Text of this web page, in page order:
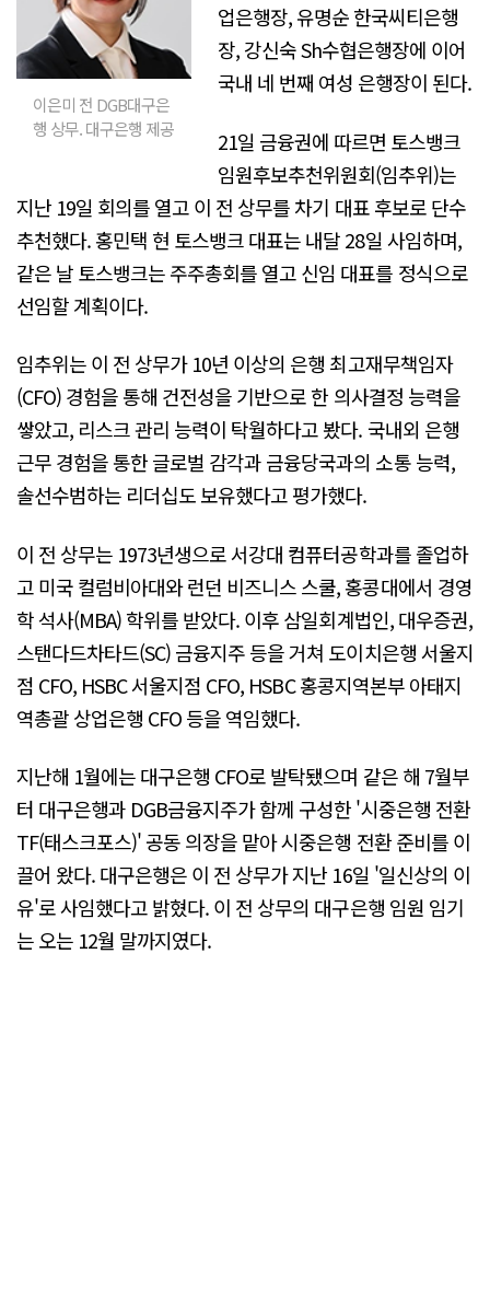
이은미 전 DGB대구은
행 상무. 대구은행 제공
업은행장, 유명순 한국씨티은행
장, 강신숙 Sh수협은행장에 이어
국내 네 번째 여성 은행장이 된다.
21일 금융권에 따르면 토스뱅크
임원후보추천위원회(임추위)는
지난 19일 회의를 열고 이 전 상무를 차기 대표 후보로 단수
추천했다. 홍민택 현 토스뱅크 대표는 내달 28일 사임하며,
같은 날 토스뱅크는 주주총회를 열고 신임 대표를 정식으로
선임할 계획이다.
임추위는 이 전 상무가 10년 이상의 은행 최고재무책임자
(CFO) 경험을 통해 건전성을 기반으로 한 의사결정 능력을
쌓았고, 리스크 관리 능력이 탁월하다고 봤다. 국내외 은행
근무 경험을 통한 글로벌 감각과 금융당국과의 소통 능력,
솔선수범하는 리더십도 보유했다고 평가했다.
이 전 상무는 1973년생으로 서강대 컴퓨터공학과를 졸업하
고 미국 컬럼비아대와 런던 비즈니스 스쿨, 홍콩대에서 경영
학 석사(MBA) 학위를 받았다. 이후 삼일회계법인, 대우증권,
스탠다드차타드(SC) 금융지주 등을 거쳐 도이치은행 서울지
점 CFO, HSBC 서울지점 CFO, HSBC 홍콩지역본부 아태지
역총괄 상업은행 CFO 등을 역임했다.
지난해 1월에는 대구은행 CFO로 발탁됐으며 같은 해 7월부
터 대구은행과 DGB금융지주가 함께 구성한 '시중은행 전환
TF(태스크포스)' 공동 의장을 맡아 시중은행 전환 준비를 이
끌어 왔다. 대구은행은 이 전 상무가 지난 16일 '일신상의 이
유'로 사임했다고 밝혔다. 이 전 상무의 대구은행 임원 임기
는 오는 12월 말까지였다.